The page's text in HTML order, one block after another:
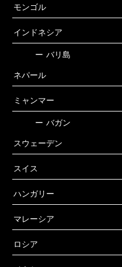
モンゴル
インドネシア
ー バリ島
ネパール
ミャンマー
ー バガン
スウェーデン
スイス
ハンガリー
マレーシア
ロシア